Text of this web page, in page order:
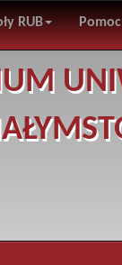
RUB Pomoc